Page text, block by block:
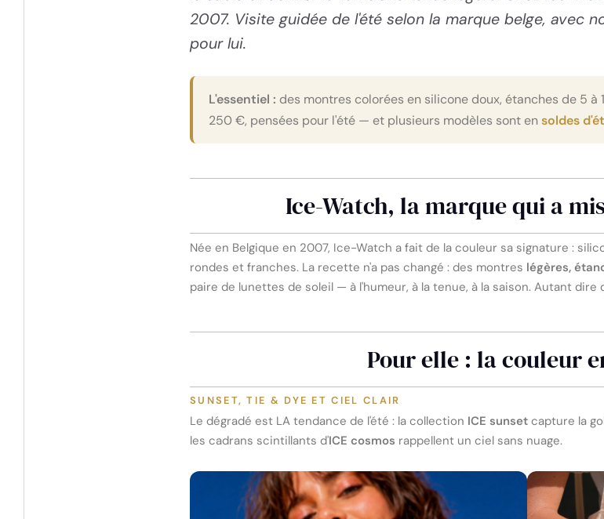
2007. Visite guidée de l'été selon la marque belge, avec
pour lui.
L'essentiel : des montres colorées en silicone doux, étanches de 5 à
250 €, pensées pour l'été — et plusieurs modèles sont ensoldes
Ice-Watch, la marque qui a
Née en Belgique en 2007, Ice-Watch a fait de la couleur sa signature :
rondes et franches. La recette n'a pas changé : des montres légères,
paire de lunettes de soleil — à l'humeur, à la tenue, à la saison. Autant
Pour elle : la couleur
SUNSET, TIE & DYE ET CIEL CLAIR
Le dégradé est LA tendance de l'été : la collection ICE sunset capture la
les cadrans scintillants d'ICE cosmos rappellent un ciel sans nuage.